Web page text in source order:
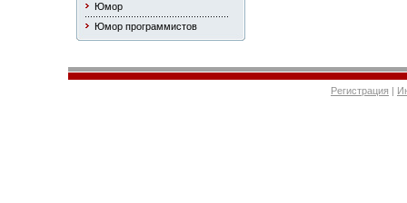
Юмор
Юмор программистов
Регистрация |